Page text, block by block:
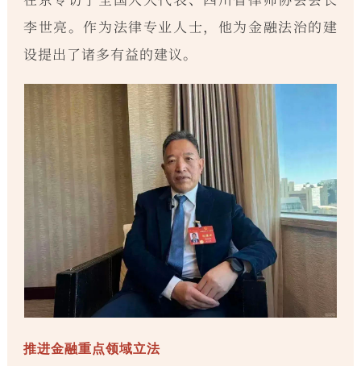
李世亮。作为法律专业人士，他为金融法治的建
设提出了诸多有益的建议。
推进金融重点领域立法